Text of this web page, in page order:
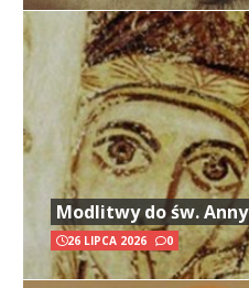
Modlitwy do św. Anny
26 LIPCA 2026 0